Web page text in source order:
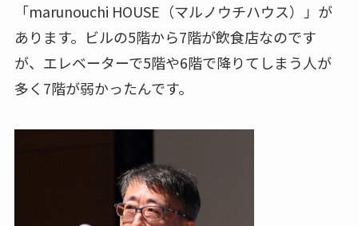
「marunouchi HOUSE（マルノウチハウス）」が
あります。ビルの5階から7階が飲食店なのです
が、エレベーターで5階や6階で降りてしまう人が
多く7階が弱かったんです。